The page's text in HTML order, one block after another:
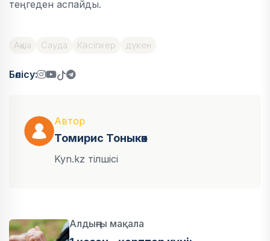
теңгеден аспайды.
Ақша Сауда Кәсіпкер дүкен
Бөлісу:
Автор
Томирис Тоныкөк
Kyn.kz тілшісі
Алдыңғы мақала